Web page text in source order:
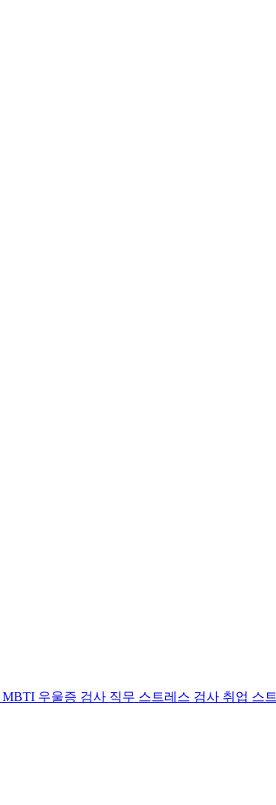
MBTI 우울증 검사 직무 스트레스 검사 취업 스